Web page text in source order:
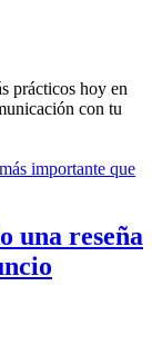
prácticos hoy en
con tu
una reseña